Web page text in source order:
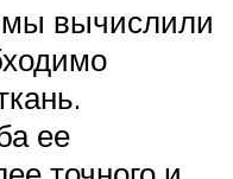
мы вычислили
ее